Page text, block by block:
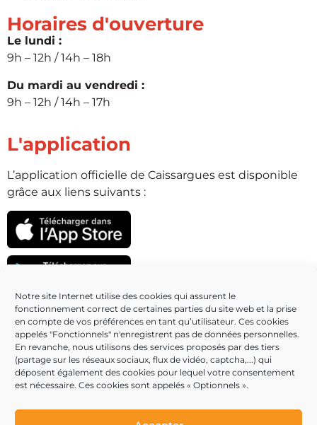
Notre site Internet utilise des cookies qui assurent le
fonctionnement correct de certaines parties du site web et la prise
en compte de vos préférences en tant qu’utilisateur. Ces cookies
appelés "Fonctionnels" n'enregistrent pas de données personnelles.
En revanche, nous utilisons des services proposés par des tiers
(partage sur les réseaux sociaux, flux de vidéo, captcha,...) qui
déposent également des cookies pour lequel votre consentement
est nécessaire. Ces cookies sont appelés « Optionnels ».
Horaires d'ouverture
Le lundi :
9h – 12h / 14h – 18h
Du mardi au vendredi :
9h – 12h / 14h – 17h
L'application
L’application officielle de Caissargues est disponible
grâce aux liens suivants :
Partenaires